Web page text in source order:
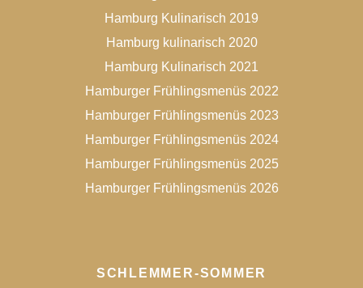
Hamburg Kulinarisch 2019
Hamburg kulinarisch 2020
Hamburg Kulinarisch 2021
Hamburger Frühlingsmenüs 2022
Hamburger Frühlingsmenüs 2023
Hamburger Frühlingsmenüs 2024
Hamburger Frühlingsmenüs 2025
Hamburger Frühlingsmenüs 2026
SCHLEMMER-SOMMER